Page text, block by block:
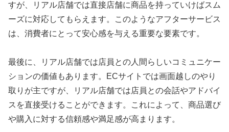
すが、リアル店舗では直接店舗に商品を持っていけばスム
ーズに対応してもらえます。このようなアフターサービス
は、消費者にとって安心感を与える重要な要素です。
最後に、リアル店舗では店員との人間らしいコミュニケー
ションの価値もあります。ECサイトでは画面越しのやり
取りが主ですが、リアル店舗では店員との会話やアドバイ
スを直接受けることができます。これによって、商品選び
や購入に対する信頼感や満足感が高まります。